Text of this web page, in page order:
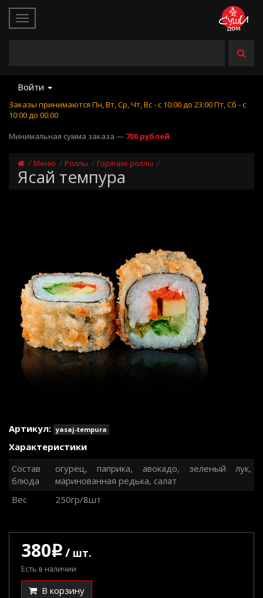
Войти
Заказы принимаются Пн, Вт, Ср, Чт, Вс - с 10:00 до 23:00 Пт, Сб - с
10:00 до 00:00
Минимальная сумма заказа — 700 рублей
Меню Роллы Горячие роллы
Ясай темпура
Артикул: yasaj-tempura
Характеристики
Состав
блюда
огурец, паприка, авокадо, зеленый лук,
маринованная редька, салат
Вес
250гр/8шт
380q / шт.
Есть в наличии
В корзину